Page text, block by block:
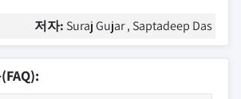
저자: Suraj Gujar , Saptadeep Das